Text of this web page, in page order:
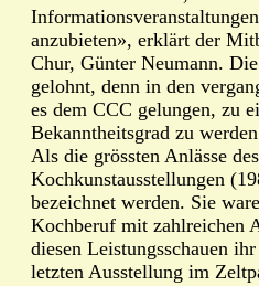
anzubieten», erklärt der
Chur, Günter Neumann.
gelohnt, denn in den
es dem CCC gelungen, zu
Bekanntheitsgrad zu
Als die grössten Anlässe
Kochkunstausstellungen
bezeichnet werden. Sie
Kochberuf mit zahlreichen
diesen Leistungsschauen
letzten Ausstellung im